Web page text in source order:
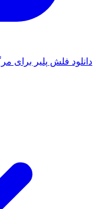
فلش پلیر برای